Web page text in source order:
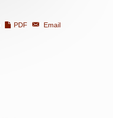
PDF Email